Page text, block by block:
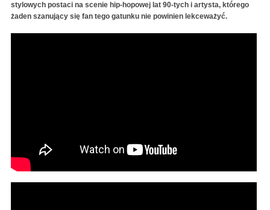
stylowych postaci na scenie hip-hopowej lat 90-tych i artysta, którego
żaden szanujący się fan tego gatunku nie powinien lekceważyć.